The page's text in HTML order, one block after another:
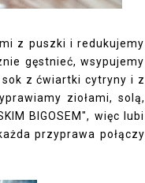
z puszki i redukujemy
gęstnieć, wsypujemy
z ćwiartki cytryny i z
ziołami, solą,
BIGOSEM", więc lubi
przyprawa połączy